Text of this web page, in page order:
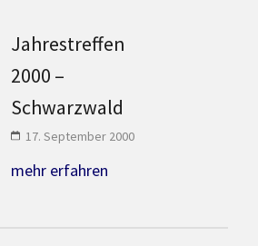
Jahrestreffen
2000 –
Schwarzwald
17. September 2000
mehr erfahren